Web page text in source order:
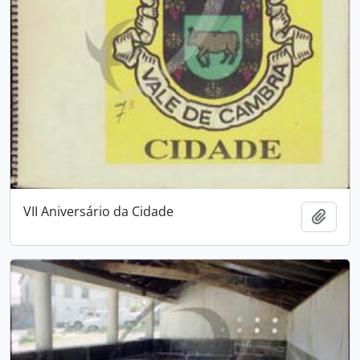
VII Aniversário da Cidade